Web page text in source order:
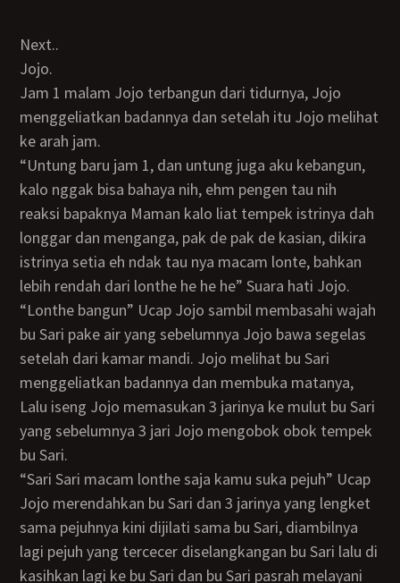
Next..
Jojo.
Jam 1 malam Jojo terbangun dari tidurnya, Jojo
menggeliatkan badannya dan setelah itu Jojo melihat
ke arah jam.
“Untung baru jam 1, dan untung juga aku kebangun,
kalo nggak bisa bahaya nih, ehm pengen tau nih
reaksi bapaknya Maman kalo liat tempek istrinya dah
longgar dan menganga, pak de pak de kasian, dikira
istrinya setia eh ndak tau nya macam lonte, bahkan
lebih rendah dari lonthe he he he” Suara hati Jojo.
“Lonthe bangun” Ucap Jojo sambil membasahi wajah
bu Sari pake air yang sebelumnya Jojo bawa segelas
setelah dari kamar mandi. Jojo melihat bu Sari
menggeliatkan badannya dan membuka matanya,
Lalu iseng Jojo memasukan 3 jarinya ke mulut bu Sari
yang sebelumnya 3 jari Jojo mengobok obok tempek
bu Sari.
“Sari Sari macam lonthe saja kamu suka pejuh” Ucap
Jojo merendahkan bu Sari dan 3 jarinya yang lengket
sama pejuhnya kini dijilati sama bu Sari, diambilnya
lagi pejuh yang tercecer diselangkangan bu Sari lalu di
kasihkan lagi ke bu Sari dan bu Sari pasrah melayani